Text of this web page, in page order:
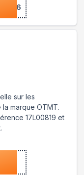
sur les
marque OTMT.
17L00819 et